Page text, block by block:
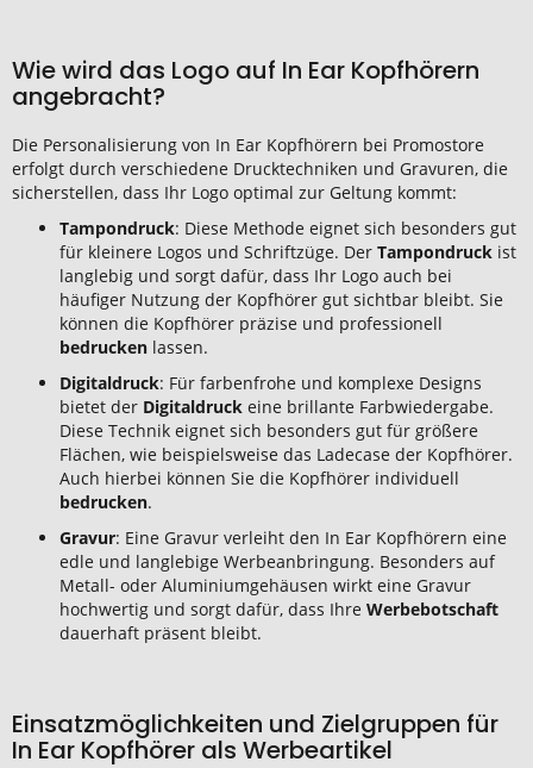
Wie wird das Logo auf In Ear Kopfhörern
angebracht?
Die Personalisierung von In Ear Kopfhörern bei Promostore
erfolgt durch verschiedene Drucktechniken und Gravuren, die
sicherstellen, dass Ihr Logo optimal zur Geltung kommt:
Tampondruck: Diese Methode eignet sich besonders gut
für kleinere Logos und Schriftzüge. Der Tampondruck ist
langlebig und sorgt dafür, dass Ihr Logo auch bei
häufiger Nutzung der Kopfhörer gut sichtbar bleibt. Sie
können die Kopfhörer präzise und professionell
bedrucken lassen.
Digitaldruck: Für farbenfrohe und komplexe Designs
bietet der Digitaldruck eine brillante Farbwiedergabe.
Diese Technik eignet sich besonders gut für größere
Flächen, wie beispielsweise das Ladecase der Kopfhörer.
Auch hierbei können Sie die Kopfhörer individuell
bedrucken.
Gravur: Eine Gravur verleiht den In Ear Kopfhörern eine
edle und langlebige Werbeanbringung. Besonders auf
Metall- oder Aluminiumgehäusen wirkt eine Gravur
hochwertig und sorgt dafür, dass Ihre Werbebotschaft
dauerhaft präsent bleibt.
Einsatzmöglichkeiten und Zielgruppen für
In Ear Kopfhörer als Werbeartikel